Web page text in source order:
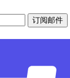
订阅邮件